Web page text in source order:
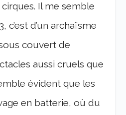
Il me semble
c’est d’un archaïsme
couvert de
aussi cruels que
évident que les
en batterie, où du